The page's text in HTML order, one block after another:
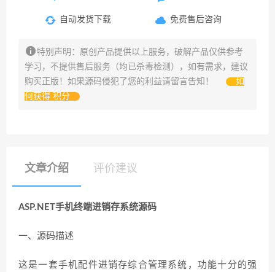
自动发货下载 免费售后咨询
特别声明：原创产品提供以上服务，破解产品仅供参考
学习，不提供售后服务（均已杀毒检测），如有需求，建议
购买正版！如果源码侵犯了您的利益请留言告知！
如
何获得 积分
文章介绍 评价建议
ASP.NET手机终端进销存系统源码
一、源码描述
这是一套手机配件进销存综合管理系统，功能十分的强